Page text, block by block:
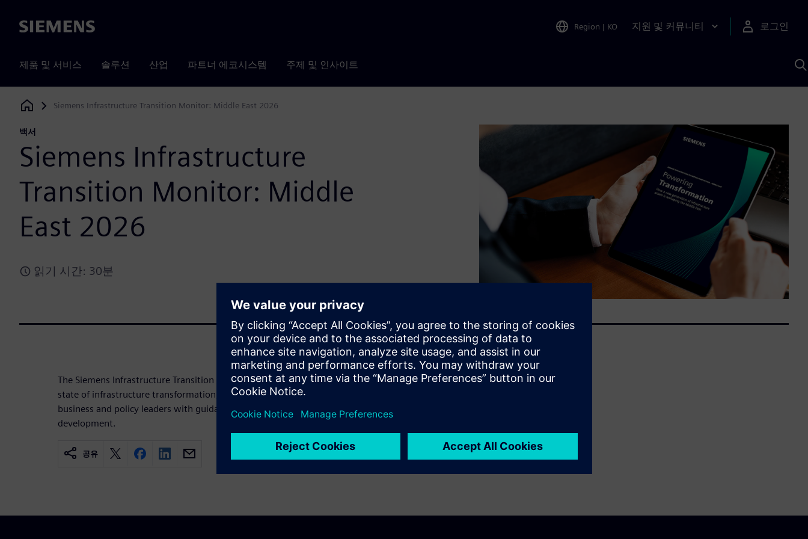
Siemens Region | KO 지원 및 커뮤니티 로그인
제품 및 서비스 솔루션 산업 파트너 에코시스템 주제 및 인사이트
Siemens Digital Industries Software
Siemens Infrastructure Transition Monitor: Middle East 2026
백서
Siemens Infrastructure
Transition Monitor: Middle
East 2026
읽기 시간: 30분
The Siemens Infrastructure Transition Monitor 2026 (ITM) assesses the current
state of infrastructure transformation, highlights key action areas and provides
business and policy leaders with guidance toward sustainable, future-ready
development.
공유